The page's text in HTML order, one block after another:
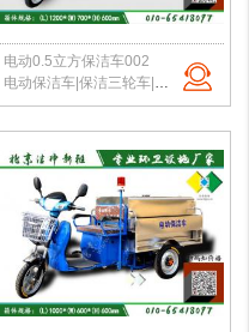
电动0.5立方保洁车002
电动保洁车|保洁三轮车|环卫保洁三轮车|小区垃圾转运车|北京保洁车